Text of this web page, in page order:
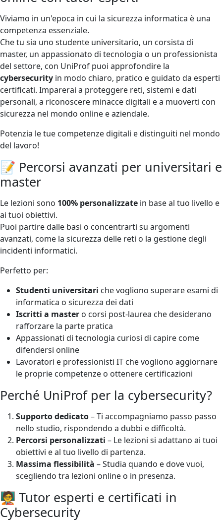
Viviamo in un'epoca in cui la sicurezza informatica è una
competenza essenziale.
Che tu sia uno studente universitario, un corsista di
master, un appassionato di tecnologia o un professionista
del settore, con UniProf puoi approfondire la
cybersecurity in modo chiaro, pratico e guidato da esperti
certificati. Imparerai a proteggere reti, sistemi e dati
personali, a riconoscere minacce digitali e a muoverti con
sicurezza nel mondo online e aziendale.
Potenzia le tue competenze digitali e distinguiti nel mondo
del lavoro!
📝 Percorsi avanzati per universitari e
master
Le lezioni sono 100% personalizzate in base al tuo livello e
ai tuoi obiettivi.
Puoi partire dalle basi o concentrarti su argomenti
avanzati, come la sicurezza delle reti o la gestione degli
incidenti informatici.
Perfetto per:
Studenti universitari che vogliono superare esami di
informatica o sicurezza dei dati
Iscritti a master o corsi post-laurea che desiderano
rafforzare la parte pratica
Appassionati di tecnologia curiosi di capire come
difendersi online
Lavoratori e professionisti IT che vogliono aggiornare
le proprie competenze o ottenere certificazioni
Perché UniProf per la cybersecurity?
Supporto dedicato– Ti accompagniamo passo passo
nello studio, rispondendo a dubbi e difficoltà.
Percorsi personalizzati – Le lezioni si adattano ai tuoi
obiettivi e al tuo livello di partenza.
Massima flessibilità – Studia quando e dove vuoi,
scegliendo tra lezioni online o in presenza.
🧑‍🏫 Tutor esperti e certificati in
Cybersecurity